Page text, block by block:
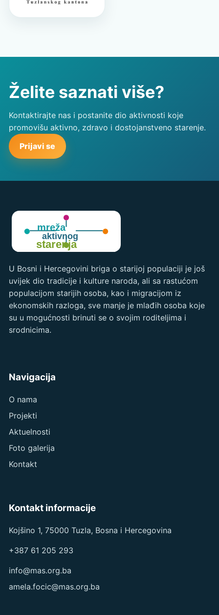
Želite saznati više?
Kontaktirajte nas i postanite dio aktivnosti koje
promovišu aktivno, zdravo i dostojanstveno starenje.
Prijavi se
U Bosni i Hercegovini briga o starijoj populaciji je još
uvijek dio tradicije i kulture naroda, ali sa rastućom
populacijom starijih osoba, kao i migracijom iz
ekonomskih razloga, sve manje je mlađih osoba koje
su u mogućnosti brinuti se o svojim roditeljima i
srodnicima.
Navigacija
O nama
Projekti
Aktuelnosti
Foto galerija
Kontakt
Kontakt informacije
Kojšino 1, 75000 Tuzla, Bosna i Hercegovina
+387 61 205 293
info@mas.org.ba
amela.focic@mas.org.ba